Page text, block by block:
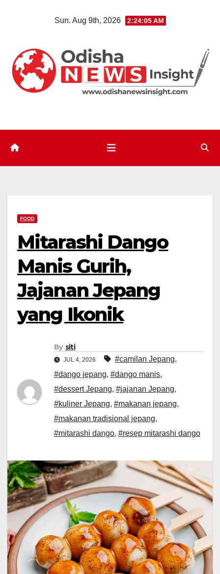
Sun. Aug 9th, 2026 2:24:06 AM
FOOD
Mitarashi Dango
Manis Gurih,
Jajanan Jepang
yang Ikonik
By siti
JUL 4, 2026 #camilan Jepang,
#dango jepang, #dango manis,
#dessert Jepang, #jajanan Jepang,
#kuliner Jepang, #makanan jepang,
#makanan tradisional jepang,
#mitarashi dango, #resep mitarashi dango